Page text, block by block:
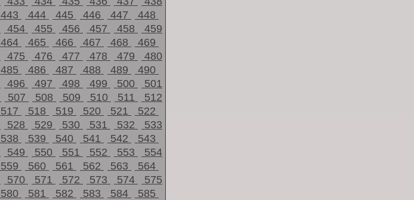
443 444 445 446 447
448
454 455 456 457 458
459
464 465 466 467 468
469
475 476 477 478 479
480
485 486 487 488 489
490
496 497 498 499 500
501
507 508 509 510 511
512
517 518 519 520 521
522
528 529 530 531 532
533
538 539 540 541 542
543
549 550 551 552 553
554
559 560 561 562 563
564
570 571 572 573 574
575
580 581 582 583 584
585